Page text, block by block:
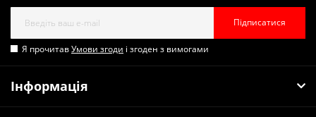
Підписатися
Я прочитавУмови згоди і згоден з вимогами
Інформація